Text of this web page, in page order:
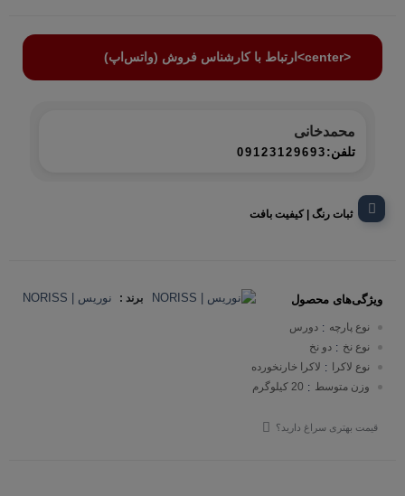
<center>ارتباط با کارشناس فروش (واتس‌اپ)
محمدخانی
تلفن: 09123129693
ثبات رنگ | کیفیت بافت
برند : نوریس | NORISS ویژگی‌های محصول
نوع پارچه : دورس
نوع نخ : دو نخ
نوع لاکرا
: لاکرا خارنخورده
وزن متوسط : 20 کیلوگرم
قیمت بهتری سراغ دارید؟